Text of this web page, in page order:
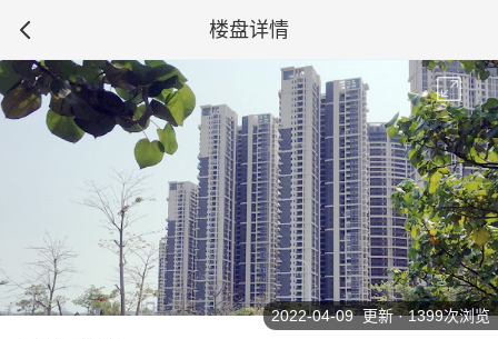
楼盘详情
2022-04-09 更新 · 1399次浏览